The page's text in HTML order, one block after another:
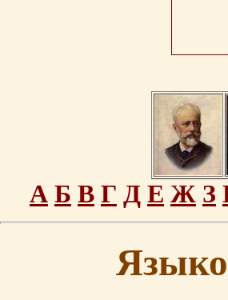
А Б В Г Д Е Ж З